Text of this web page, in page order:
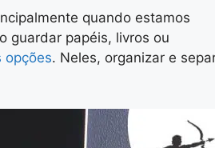
quando estamos
guardar papéis, livros ou
opções. Neles, organizar e